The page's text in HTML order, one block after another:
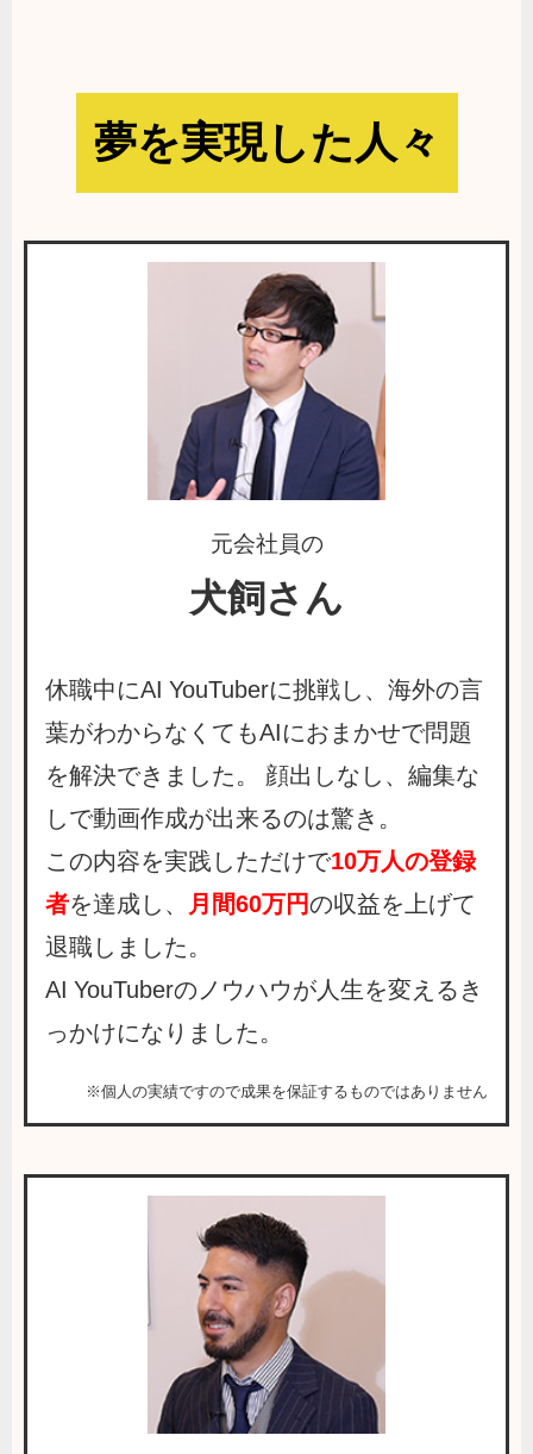
夢を実現した人々
元会社員の
犬飼さん
休職中にAI YouTuberに挑戦し、海外の言
葉がわからなくてもAIにおまかせで問題
を解決できました。 顔出しなし、編集な
しで動画作成が出来るのは驚き。
この内容を実践しただけで10万人の登録
者を達成し、 月間60万円の収益を上げて
退職しました。
AI YouTuberのノウハウが人生を変えるき
っかけになりました。
※個人の実績ですので成果を保証するものではありません